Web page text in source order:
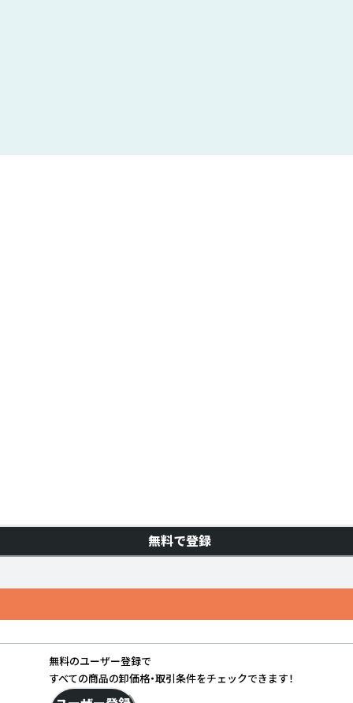
無料で登録
無料のユーザー登録で
すべての商品の卸価格・取引条件をチェックできます！